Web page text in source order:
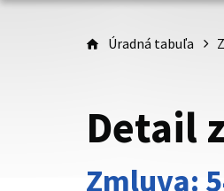
Úradná tabuľa
Detail
Zmluva: